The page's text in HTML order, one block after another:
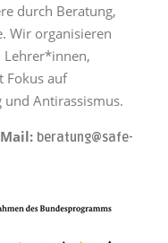
durch Beratung,
Wir organisieren
Fokus auf
Antirassismus.
beratung@safe-